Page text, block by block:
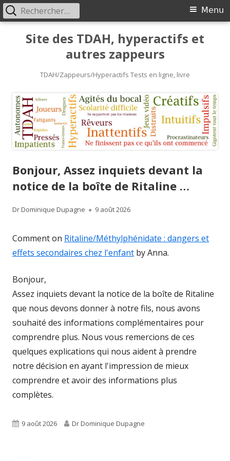
Site des TDAH, hyperactifs et
autres zappeurs
TDAH/Zappeurs/Hyperactifs Tests en ligne, livre
Primary
Menu
Menu
Rechercher :
Bonjour, Assez inquiets devant la
notice de la boîte de Ritaline …
Author
Dr Dominique Dupagne
Published
9 août 2026
Comment on Ritaline/Méthylphénidate : dangers et
effets secondaires chez l'enfant by Anna.
Bonjour,
Assez inquiets devant la notice de la boîte de Ritaline
que nous devons donner à notre fils, nous avons
souhaité des informations complémentaires pour
comprendre plus. Nous vous remercions de ces
quelques explications qui nous aident à prendre
notre décision en ayant l'impression de mieux
comprendre et avoir des informations plus
complètes.
Published
9 août 2026 Author
Dr Dominique Dupagne